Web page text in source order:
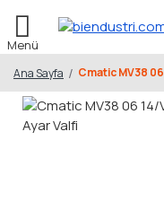
Ana Sayfa Cmatic MV38